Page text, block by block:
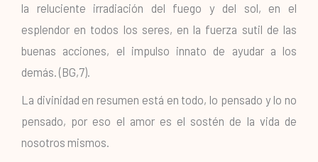
la reluciente irradiación del fuego y del sol, en el
esplendor en todos los seres, en la fuerza sutil de las
buenas acciones, el impulso innato de ayudar a los
demás. (BG,7).
La divinidad en resumen está en todo, lo pensado y lo no
pensado, por eso el amor es el sostén de la vida de
nosotros mismos.